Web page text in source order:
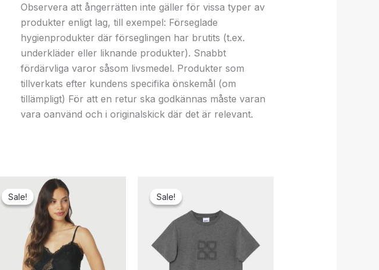
Observera att ångerrätten inte gäller för vissa typer av
produkter enligt lag, till exempel: Förseglade
hygienprodukter där förseglingen har brutits (t.ex.
underkläder eller liknande produkter). Snabbt
fördärvliga varor såsom livsmedel. Produkter som
tillverkats efter kundens specifika önskemål (om
tillämpligt) För att en retur ska godkännas måste varan
vara oanvänd och i originalskick där det är relevant.
Sale!
Sale! Sale!
Sale!